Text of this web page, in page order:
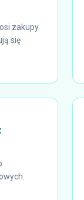
zakupy
się